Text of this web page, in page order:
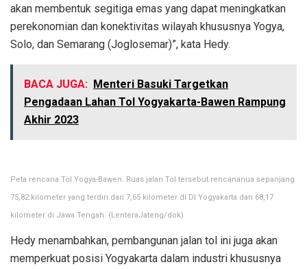
akan membentuk segitiga emas yang dapat meningkatkan
perekonomian dan konektivitas wilayah khususnya Yogya,
Solo, dan Semarang (Joglosemar)”, kata Hedy.
BACA JUGA: Menteri Basuki Targetkan
Pengadaan Lahan Tol Yogyakarta-Bawen Rampung
Akhir 2023
Peta rencana Tol Yogya-Bawen. Ruas jalan Tol tersebut rencananua sepanjang
75,82 kilometer yang terdiri dari 7,65 kilometer di DI Yogyakarta dan 68,17
kilometer di Jawa Tengah. (LenteraJateng/dok)
Hedy menambahkan, pembangunan jalan tol ini juga akan
memperkuat posisi Yogyakarta dalam industri khususnya